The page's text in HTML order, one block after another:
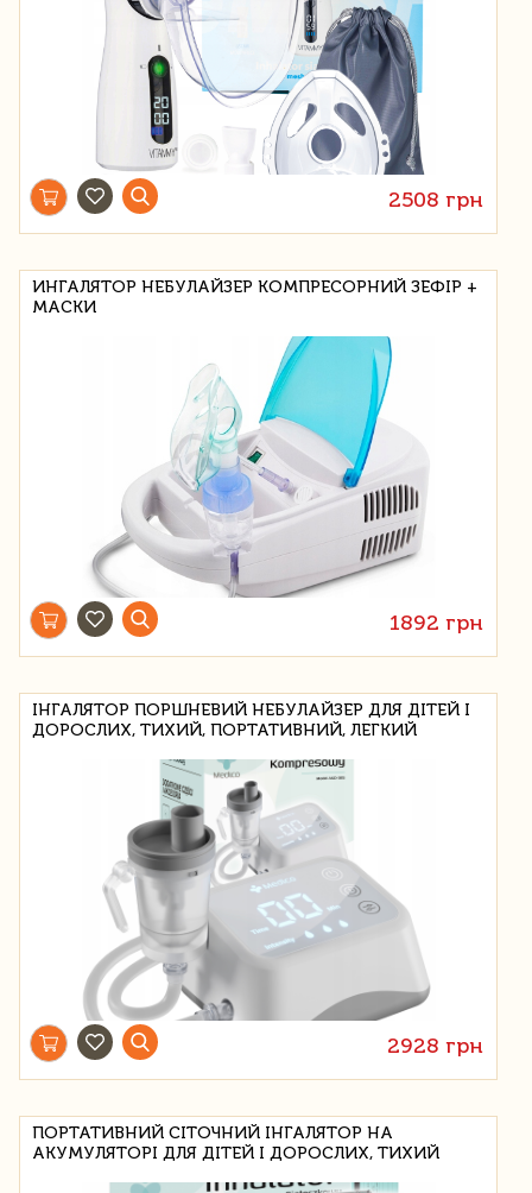
2508 грн
ИНГАЛЯТОР НЕБУЛАЙЗЕР КОМПРЕСОРНИЙ ЗЕФІР +
МАСКИ
1892 грн
ІНГАЛЯТОР ПОРШНЕВИЙ НЕБУЛАЙЗЕР ДЛЯ ДІТЕЙ І
ДОРОСЛИХ, ТИХИЙ, ПОРТАТИВНИЙ, ЛЕГКИЙ
2928 грн
ПОРТАТИВНИЙ СІТОЧНИЙ ІНГАЛЯТОР НА
АКУМУЛЯТОРІ ДЛЯ ДІТЕЙ І ДОРОСЛИХ, ТИХИЙ